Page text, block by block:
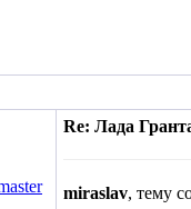
Re: Лада
miraslav, тему